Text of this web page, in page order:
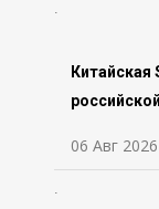
Китайская
06 Авг 2026